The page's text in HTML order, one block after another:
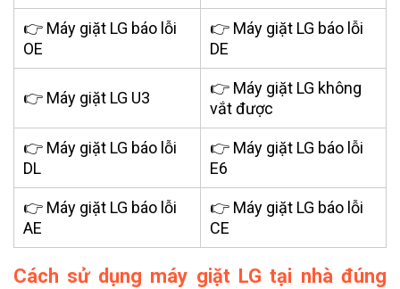
👉 Máy giặt LG báo lỗi
OE
👉 Máy giặt LG báo lỗi
DE
👉 Máy giặt LG U3
👉 Máy giặt LG không
vắt được
👉 Máy giặt LG báo lỗi
DL
👉 Máy giặt LG báo lỗi
E6
👉 Máy giặt LG báo lỗi
AE
👉 Máy giặt LG báo lỗi
CE
Cách sử dụng máy giặt LG tại nhà đúng